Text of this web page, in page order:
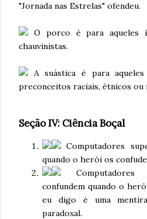
"Jornada nas Estrelas" ofendeu.
O porco é para aqueles
chauvinistas.
A suástica é para
preconceitos raciais, étnicos ou
Seção IV: Ciência Boçal
Computadores
quando o herói os
Computadores
confundem quando o
eu digo é uma
paradoxal.